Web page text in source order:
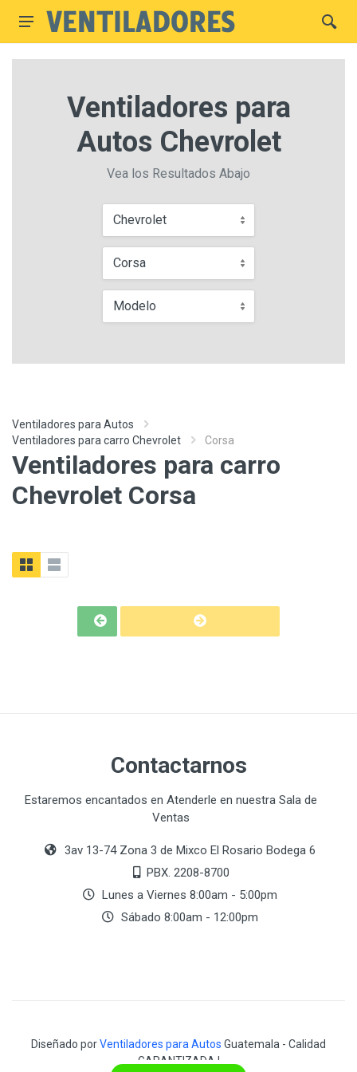
Ventiladores para
Autos Chevrolet
Vea los Resultados Abajo
Chevrolet
Corsa
Modelo
Ventiladores para Autos
Ventiladores para carro Chevrolet
Corsa
Ventiladores para carro
Chevrolet Corsa
Contactarnos
Estaremos encantados en Atenderle en nuestra Sala de
Ventas
3av 13-74 Zona 3 de Mixco El Rosario Bodega 6
PBX. 2208-8700
Lunes a Viernes 8:00am - 5:00pm
Sábado 8:00am - 12:00pm
Diseñado porVentiladores para Autos Guatemala - Calidad
GARANTIZADA !